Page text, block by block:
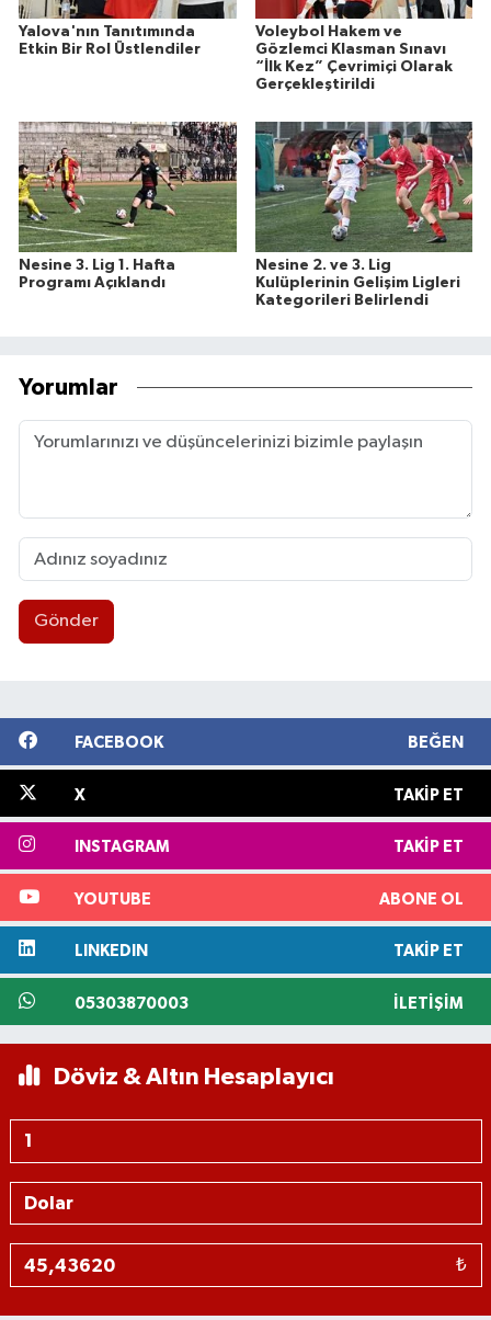
Yalova'nın Tanıtımında
Etkin Bir Rol Üstlendiler
Voleybol Hakem ve
Gözlemci Klasman Sınavı
“İlk Kez” Çevrimiçi Olarak
Gerçekleştirildi
Nesine 3. Lig 1. Hafta
Programı Açıklandı
Nesine 2. ve 3. Lig
Kulüplerinin Gelişim Ligleri
Kategorileri Belirlendi
Yorumlar
Gönder
FACEBOOK BEĞEN
X TAKIP ET
INSTAGRAM TAKIP ET
YOUTUBE ABONE OL
LINKEDIN TAKIP ET
05303870003 İLETIŞIM
Döviz & Altın Hesaplayıcı
₺